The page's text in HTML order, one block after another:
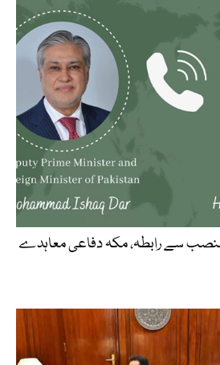
منصب سے رابطہ، مکہ دفاعی معاہدے